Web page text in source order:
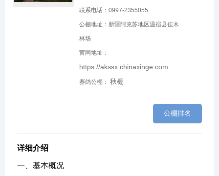
联系电话：0997-2355055
公棚地址：新疆阿克苏地区温宿县佳木
林场
官网地址：
https://akssx.chinaxinge.com
赛鸽公棚： 秋棚
公棚排名
详细介绍
一、基本概况‌